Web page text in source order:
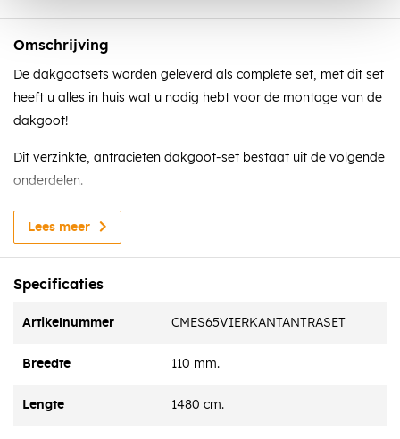
Omschrijving
De dakgootsets worden geleverd als complete set, met dit set
heeft u alles in huis wat u nodig hebt voor de montage van de
dakgoot!
Dit verzinkte, antracieten dakgoot-set bestaat uit de volgende
onderdelen.
Dakgoot verbinders
Verstelhoeken
Regenwater afvoerbuizen
Flexibele waterstroken
Lees meer
Specificaties
Artikelnummer CMES65VIERKANTANTRASET
Breedte 110 mm.
Lengte 1480 cm.